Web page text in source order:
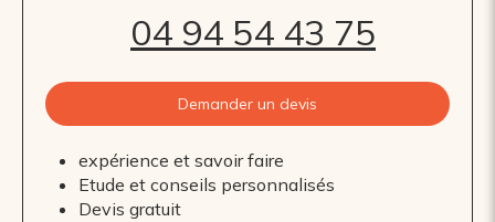
04 94 54 43 75
Demander un devis
expérience et savoir faire
Etude et conseils personnalisés
Devis gratuit